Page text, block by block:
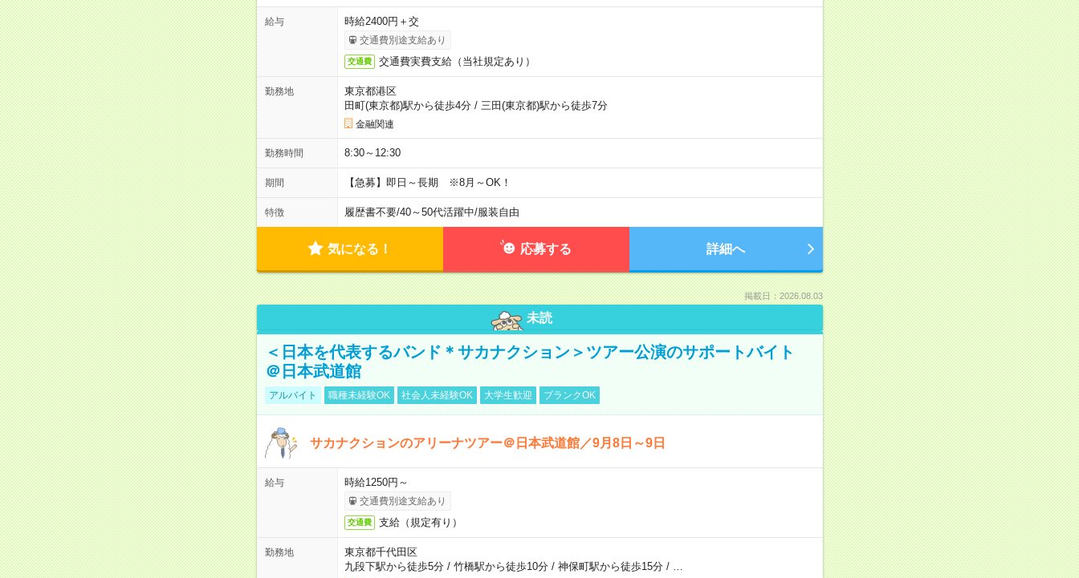
給与 時給2400円＋交
交通費別途支給あり
交通費 交通費実費支給（当社規定あり）
勤務地
東京都港区
田町(東京都)駅から徒歩4分/ 三田(東京都)駅から徒歩7分
金融関連
勤務時間 8:30～12:30
期間 【急募】即日～長期 ※8月～OK！
特徴 履歴書不要/40～50代活躍中/服装自由
気になる！ 応募する 詳細へ
掲載日：2026.08.03
未読
＜日本を代表するバンド＊サカナクション＞ツアー公演のサポートバイト
＠日本武道館
アルバイト 職種未経験OK 社会人未経験OK 大学生歓迎 ブランクOK
サカナクションのアリーナツアー＠日本武道館／9月8日～9日
給与 時給1250円～
交通費別途支給あり
交通費 支給（規定有り）
勤務地
東京都千代田区
九段下駅から徒歩5分/ 竹橋駅から徒歩10分/ 神保町駅から徒歩15分/